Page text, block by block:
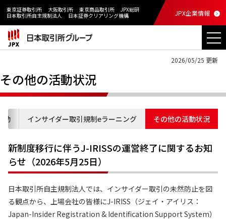
東京証券取引所 大阪取引所 東京商品取引所
JPX総研
日本取引所自主規制法人
日本証券クリアリング機構 JPX企業情報
2026/05/25 更新
その他の活動状況
動 インサイダー取引規制eラーニング その他の活動状況
新制度移行に伴うJ-IRISSの運営終了に関するお知
らせ（2026年5月25日）
日本取引所自主規制法人では、インサイダー取引の未然防止を図
る観点から、上場会社の皆様にJ-IRISS（ジェイ・アイリス：
Japan-Insider Registration & Identification Support System）